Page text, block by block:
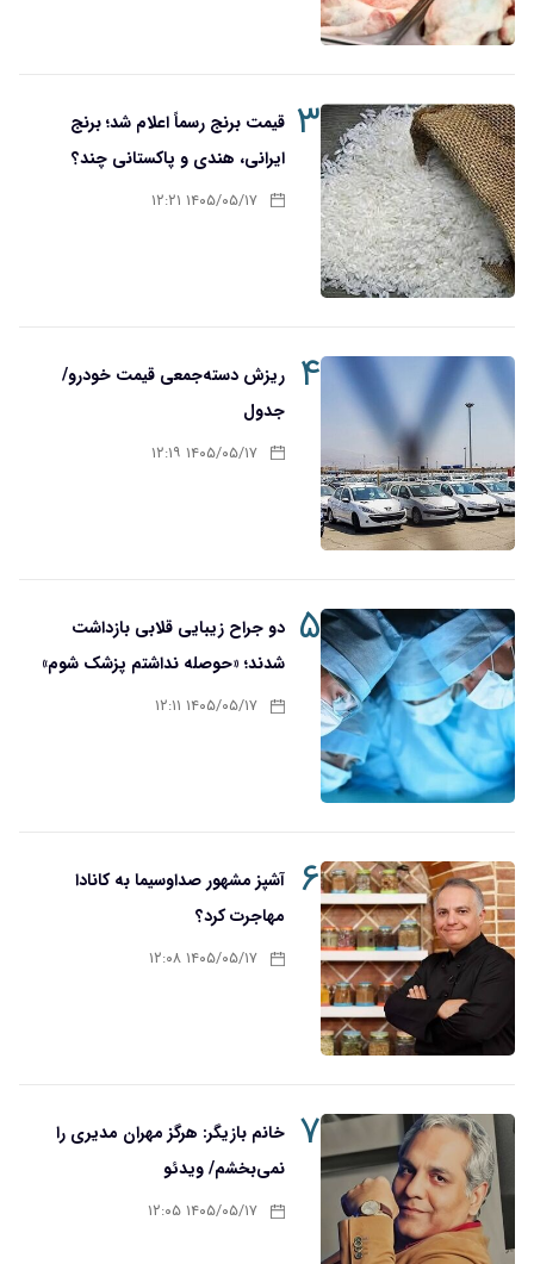
۳ قیمت برنج رسماً اعلام شد؛ برنج
ایرانی، هندی و پاکستانی چند؟
۱۴۰۵/۰۵/۱۷ ۱۲:۲۱
۴
ریزش دسته‌جمعی قیمت خودرو/
جدول
۱۴۰۵/۰۵/۱۷ ۱۲:۱۹
۵ دو جراح زیبایی قلابی بازداشت
شدند؛ «حوصله نداشتم پزشک شوم»
۱۴۰۵/۰۵/۱۷ ۱۲:۱۱
۶
آشپز مشهور صداوسیما به کانادا
مهاجرت کرد؟
۱۴۰۵/۰۵/۱۷ ۱۲:۰۸
۷ خانم بازیگر: هرگز مهران مدیری را
نمی‌بخشم/ ویدئو
۱۴۰۵/۰۵/۱۷ ۱۲:۰۵